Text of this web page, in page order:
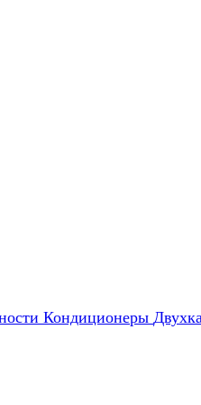
Кондиционеры